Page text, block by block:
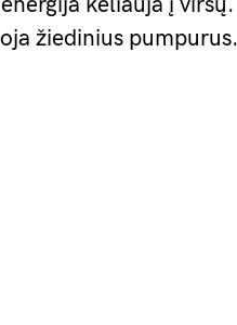
žiedinius pumpurus.